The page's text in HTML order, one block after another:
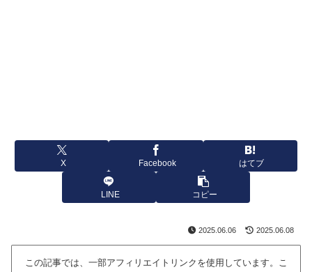
X Facebook はてブ
LINE コピー
2025.06.06 2025.06.08
この記事では、一部アフィリエイトリンクを使用しています。こ